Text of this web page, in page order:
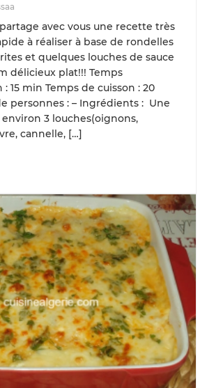
avec vous une recette très
à réaliser à base de rondelles
et quelques louches de sauce
délicieux plat!!! Temps
15 min Temps de cuisson : 20
personnes : – Ingrédients : Une
3 louches(oignons,
cannelle, […]